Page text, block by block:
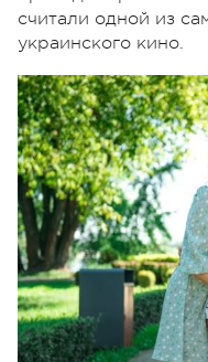
считали одной из
украинского кино.